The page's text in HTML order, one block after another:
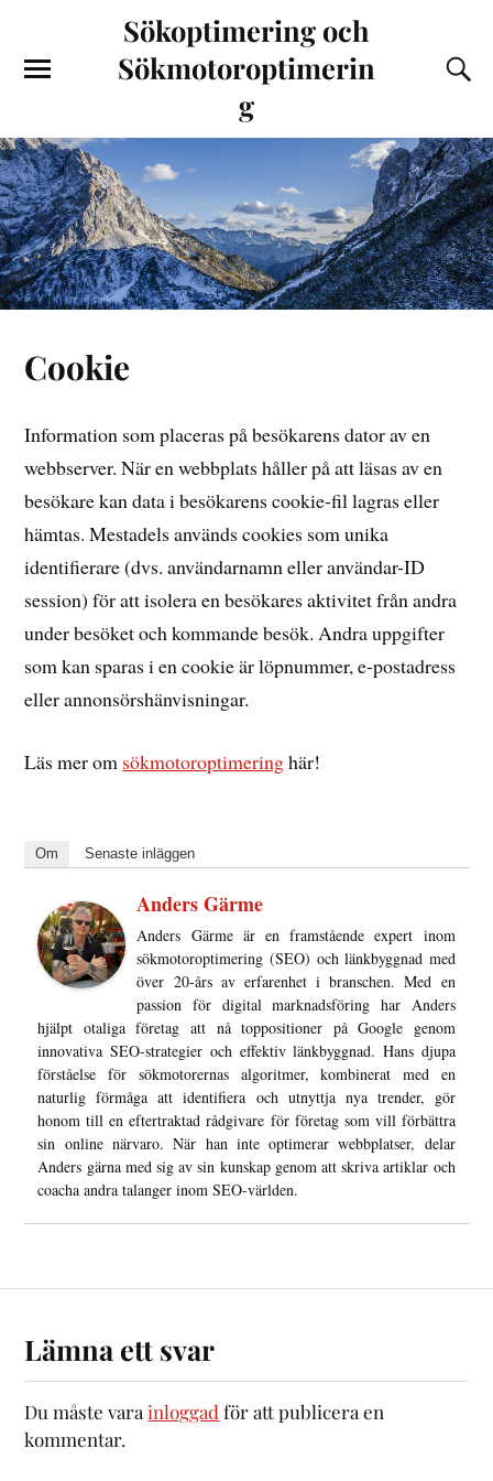
Sökoptimering och
Sökmotoroptimerin
g
Cookie
Information som placeras på besökarens dator av en
webbserver. När en webbplats håller på att läsas av en
besökare kan data i besökarens cookie-fil lagras eller
hämtas. Mestadels används cookies som unika
identifierare (dvs. användarnamn eller användar-ID
session) för att isolera en besökares aktivitet från andra
under besöket och kommande besök. Andra uppgifter
som kan sparas i en cookie är löpnummer, e-postadress
eller annonsörshänvisningar.
Läs mer om sökmotoroptimeringhär!
Om Senaste inläggen
Anders Gärme
Anders Gärme är en framstående expert inom
sökmotoroptimering (SEO) och länkbyggnad med
över 20-års av erfarenhet i branschen. Med en
passion för digital marknadsföring har Anders
hjälpt otaliga företag att nå toppositioner på Google genom
innovativa SEO-strategier och effektiv länkbyggnad. Hans djupa
förståelse för sökmotorernas algoritmer, kombinerat med en
naturlig förmåga att identifiera och utnyttja nya trender, gör
honom till en eftertraktad rådgivare för företag som vill förbättra
sin online närvaro. När han inte optimerar webbplatser, delar
Anders gärna med sig av sin kunskap genom att skriva artiklar och
coacha andra talanger inom SEO-världen.
Lämna ett svar
Du måste varainloggadför att publicera en
kommentar.